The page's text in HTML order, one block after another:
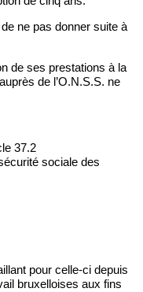
ne pas donner suite à
de ses prestations à la
de l’O.N.S.S. ne
37.2
sociale des
pour celle-ci depuis
bruxelloises aux fins